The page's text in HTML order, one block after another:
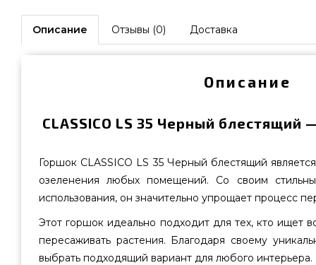
Описание Отзывы (0) Доставка
Описание
CLASSICO LS 35 Черный блестящий
Горшок CLASSICO LS 35 Черный блестящий
озеленения любых помещений. Со своим
использования, он значительно упрощает процесс
Этот горшок идеально подходит для тех, кто ищет
пересаживать растения. Благодаря своему
выбрать подходящий вариант для любого интерьера.